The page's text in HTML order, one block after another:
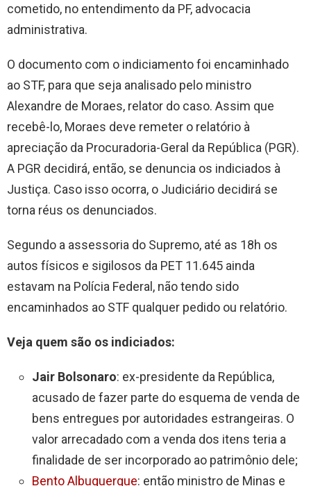
cometido, no entendimento da PF, advocacia
administrativa.
O documento com o indiciamento foi encaminhado
ao STF, para que seja analisado pelo ministro
Alexandre de Moraes, relator do caso. Assim que
recebê-lo, Moraes deve remeter o relatório à
apreciação da Procuradoria-Geral da República (PGR).
A PGR decidirá, então, se denuncia os indiciados à
Justiça. Caso isso ocorra, o Judiciário decidirá se
torna réus os denunciados.
Segundo a assessoria do Supremo, até as 18h os
autos físicos e sigilosos da PET 11.645 ainda
estavam na Polícia Federal, não tendo sido
encaminhados ao STF qualquer pedido ou relatório.
Veja quem são os indiciados:
Jair Bolsonaro: ex-presidente da República,
acusado de fazer parte do esquema de venda de
bens entregues por autoridades estrangeiras. O
valor arrecadado com a venda dos itens teria a
finalidade de ser incorporado ao patrimônio dele;
Bento Albuquerque: então ministro de Minas e